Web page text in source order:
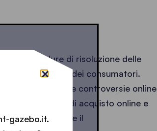
a procedure di risoluzione delle
controversie dei consumatori.
risoluzione delle controversie online
da contratti di acquisto online e
tramite il
gazebo.it.